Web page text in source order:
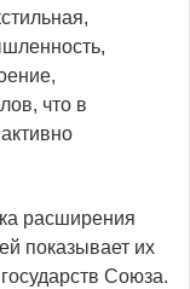
что в
расширения
показывает их
Союза.